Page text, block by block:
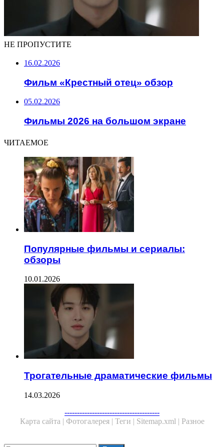
НЕ ПРОПУСТИТЕ
16.02.2026
Фильм «Крестный отец» обзор
05.02.2026
Фильмы 2026 на большом экране
ЧИТАЕМОЕ
Популярные фильмы и сериалы:
обзоры
10.01.2026
Трогательные драматические фильмы
14.03.2026
--------------------------------------
Карта сайта | Фотогалерея | Теги | Sitemap.xml | Разное